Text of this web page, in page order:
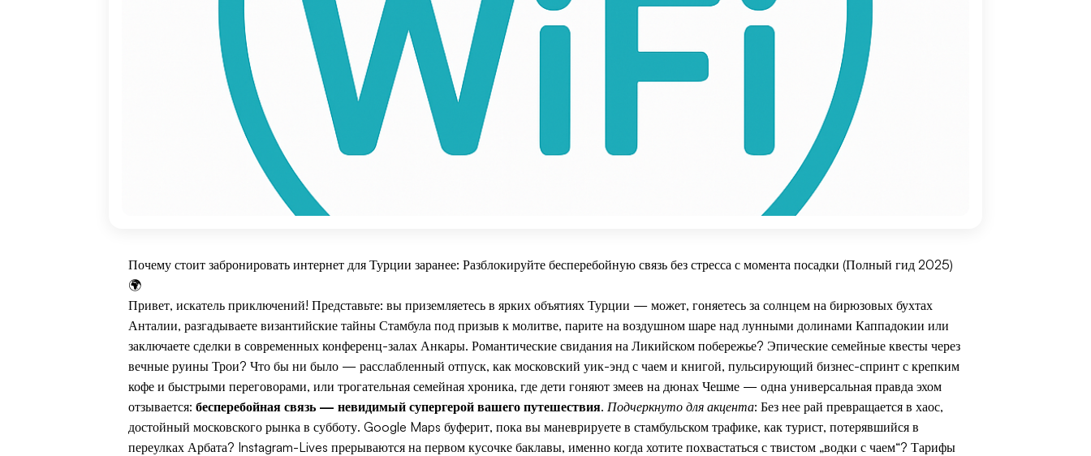
Почему стоит забронировать интернет для Турции заранее: Разблокируйте бесперебойную связь без стресса с момента посадки (Полный гид 2025)
🌍
Привет, искатель приключений! Представьте: вы приземляетесь в ярких объятиях Турции — может, гоняетесь за солнцем на бирюзовых бухтах
Анталии, разгадываете византийские тайны Стамбула под призыв к молитве, парите на воздушном шаре над лунными долинами Каппадокии или
заключаете сделки в современных конференц-залах Анкары. Романтические свидания на Ликийском побережье? Эпические семейные квесты через
вечные руины Трои? Что бы ни было — расслабленный отпуск, как московский уик-энд с чаем и книгой, пульсирующий бизнес-спринт с крепким
кофе и быстрыми переговорами, или трогательная семейная хроника, где дети гоняют змеев на дюнах Чешме — одна универсальная правда эхом
отзывается: бесперебойная связь — невидимый супергерой вашего путешествия. Подчеркнуто для акцента: Без нее рай превращается в хаос,
достойный московского рынка в субботу. Google Maps буферит, пока вы маневрируете в стамбульском трафике, как турист, потерявшийся в
переулках Арбата? Instagram-Lives прерываются на первом кусочке баклавы, именно когда хотите похвастаться с твистом „водки с чаем“? Тарифы